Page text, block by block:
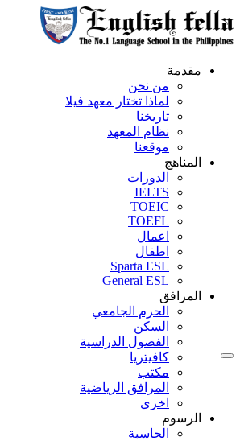
مقدمة
من نحن
لماذا تختار معهد فيلا
تاريخنا
نظام المعهد
موقعنا
المناهج
الدورات
IELTS
TOEIC
TOEFL
اعمال
اطفال
Sparta ESL
General ESL
المرافق
الحرم الجامعي
السكن
الفصول الدراسية
كافيتريا
مكتب
المرافق الرياضية
اخرى
الرسوم
الحاسبة